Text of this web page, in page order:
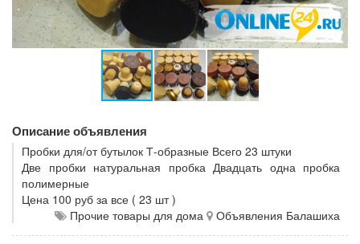
Описание объявления
Пробки для/от бутылок Т-образные Всего 23 штуки
Две пробки натуральная пробка Двадцать одна пробка
полимерные
Цена 100 руб за все ( 23 шт )
Прочие товары для дома
Объявления Балашиха